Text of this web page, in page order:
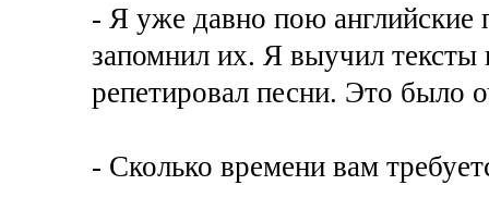
- Я уже давно пою английские
запомнил их. Я выучил тексты
репетировал песни. Это было
- Сколько времени вам